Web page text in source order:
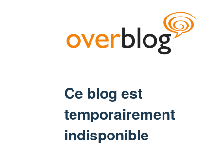
Ce blog est
temporairement
indisponible